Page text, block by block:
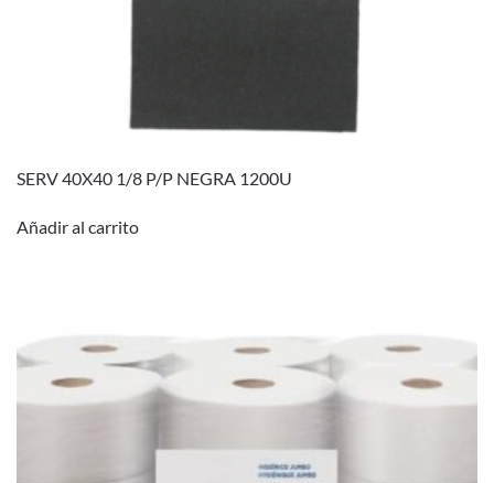
SERV 40X40 1/8 P/P NEGRA 1200U
Añadir al carrito